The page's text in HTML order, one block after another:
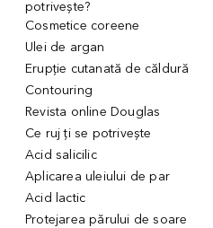
potrivește?
Cosmetice coreene
Ulei de argan
Erupție cutanată de căldură
Contouring
Revista online Douglas
Ce ruj ți se potrivește
Acid salicilic
Aplicarea uleiului de par
Acid lactic
Protejarea părului de soare